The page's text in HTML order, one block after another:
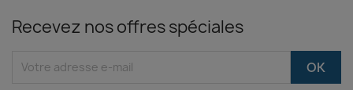
Recevez nos offres spéciales